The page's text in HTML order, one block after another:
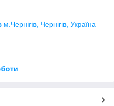
Чернігів, Україна